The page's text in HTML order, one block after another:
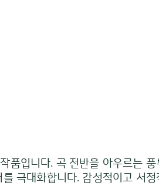
품입니다. 곡 전반을 아우르는
극대화합니다. 감성적이고 서